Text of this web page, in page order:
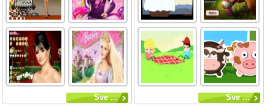
Sve ... Sve ...